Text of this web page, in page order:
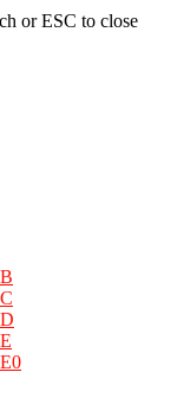
or ESC to close